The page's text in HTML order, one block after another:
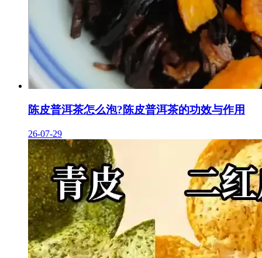
陈皮普洱茶怎么泡?陈皮普洱茶的功效与作用
26-07-29